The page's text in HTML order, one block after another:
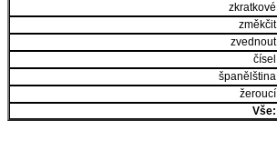
zkratkové
změkčit
zvednout
čísel
španělština
žeroucí
Vše: